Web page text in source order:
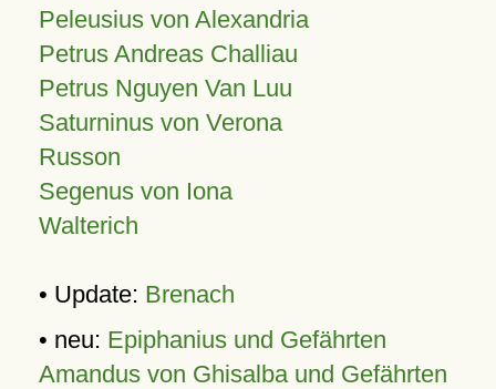
Peleusius von Alexandria
Petrus Andreas Challiau
Petrus Nguyen Van Luu
Saturninus von Verona
Russon
Segenus von Iona
Walterich
• Update: Brenach
• neu: Epiphanius und Gefährten
Amandus von Ghisalba und Gefährten